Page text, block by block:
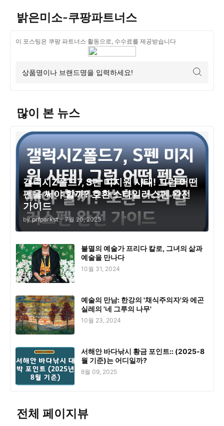
밝은미소-쿠팡파트너스
이 포스팅은 쿠팡 파트너스 활동으로, 수수료를 제공받습니다
많이 본 뉴스
갤럭시Z폴드7, S펜 미지원 사태! 그럼 어떤
펜을 써야 할까? 호환 스타일러스펜 완전
가이드
by prfparkst - 7월 20, 2025
불멸의 예술가 프리다 칼로, 그녀의 삶과
예술을 만나다
10월 31, 2024
예술의 만남: 한강의 '채식주의자'와 에곤
실레의 '네 그루의 나무'
10월 23, 2024
서해안 바다낚시 황금 포인트:: (2025-8
월 기준)는 어디일까?
8월 09, 2025
전체 페이지뷰